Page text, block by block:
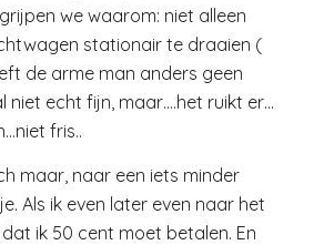
we waarom: niet alleen
stationair te draaien (
de arme man anders geen
niet echt fijn, maar….het ruikt er…
fris..
maar, naar een iets minder
Als ik even later even naar het
ik 50 cent moet betalen. En